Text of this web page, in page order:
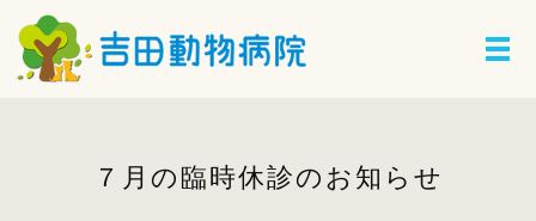
７月の臨時休診のお知らせ